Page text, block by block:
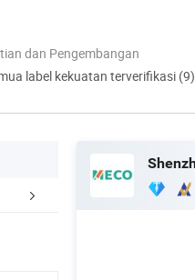
dan Pengembangan
label kekuatan terverifikasi (9)
FAQ